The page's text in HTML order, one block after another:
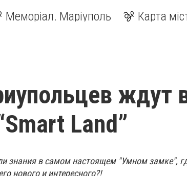
Меморіал. Маріуполь Карта
ждут
Land”
знания в самом настоящем "Умном замке",
нового и интересного?!